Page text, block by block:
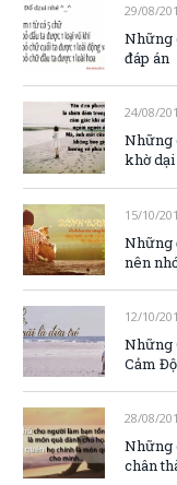
29/08/
Những
đáp án
24/08/
Những
khờ dại
15/10/
Những
nên
12/10/
Những
Cảm
28/08/
Những
chân